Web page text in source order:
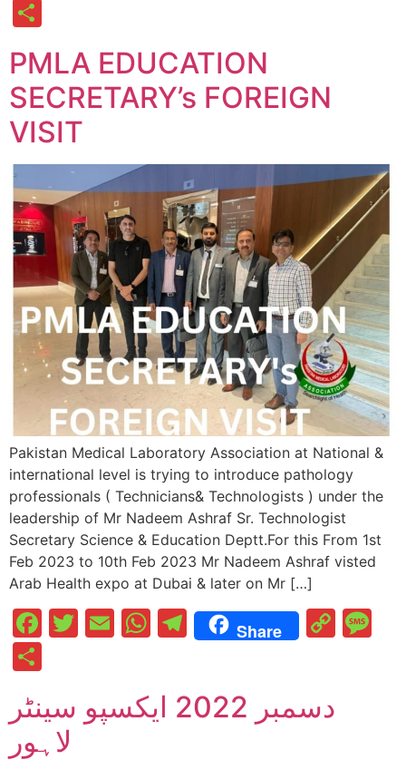
PMLA EDUCATION
SECRETARY’s FOREIGN
VISIT
Pakistan Medical Laboratory Association at National &
international level is trying to introduce pathology
professionals ( Technicians& Technologists ) under the
leadership of Mr Nadeem Ashraf Sr. Technologist
Secretary Science & Education Deptt.For this From 1st
Feb 2023 to 10th Feb 2023 Mr Nadeem Ashraf visted
Arab Health expo at Dubai & later on Mr […]
Facebook
Twitter
EmailWhatsApp
Telegram
Share
Copy
دسمبر 2022 ایکسپو سینٹر
لاہور